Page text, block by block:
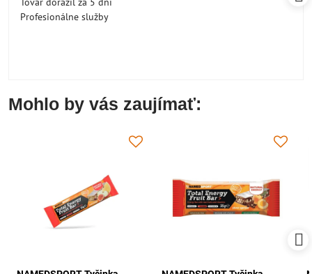
Profesionálne služby
Mohlo by vás zaujímať: